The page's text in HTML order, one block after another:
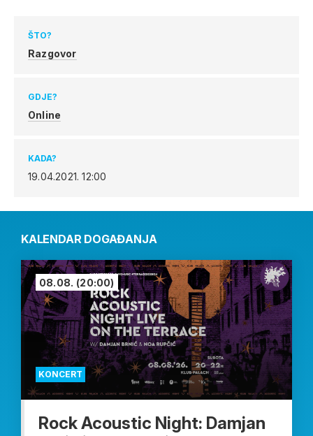
ŠTO?
Razgovor
GDJE?
Online
KADA?
19.04.2021.12:00
KALENDAR DOGAĐANJA
KONCERT
08.08. (20:00)
Rock Acoustic Night: Damjan